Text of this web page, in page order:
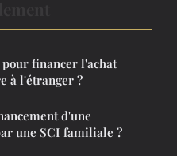
financer l'achat
à l'étranger ?
d'une
une SCI familiale ?